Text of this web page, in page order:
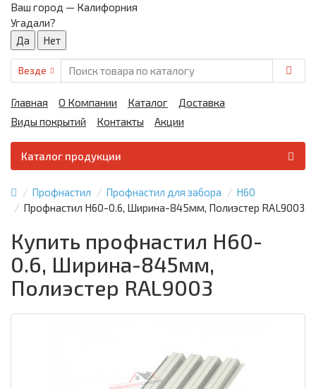
Ваш город — Калифорния
Угадали?
Везде
Главная О Компании Каталог
Доставка
Виды покрытий
Контакты Акции
Каталог продукции
Профнастил Профнастил для забора
Н60
Профнастил Н60-0.6, Ширина-845мм, Полиэстер RAL9003
Купить профнастил Н60-
0.6, Ширина-845мм,
Полиэстер RAL9003